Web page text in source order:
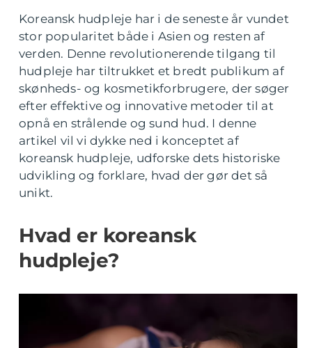
Koreansk hudpleje har i de seneste år vundet
stor popularitet både i Asien og resten af
verden. Denne revolutionerende tilgang til
hudpleje har tiltrukket et bredt publikum af
skønheds- og kosmetikforbrugere, der søger
efter effektive og innovative metoder til at
opnå en strålende og sund hud. I denne
artikel vil vi dykke ned i konceptet af
koreansk hudpleje, udforske dets historiske
udvikling og forklare, hvad der gør det så
unikt.
Hvad er koreansk
hudpleje?